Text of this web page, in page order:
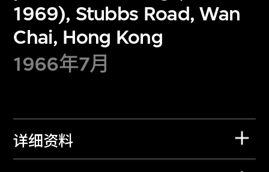
1969), Stubbs Road, Wan
Chai, Hong Kong
1966年7月
详细资料